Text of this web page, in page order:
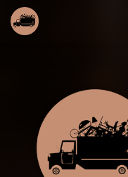
Aller
au
contenu